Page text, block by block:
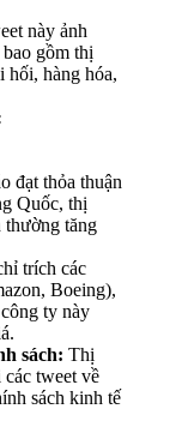
này ảnh
gồm thị
hối, hàng hóa,
đạt thỏa thuận
Quốc, thị
thường tăng
trích các
Boeing),
ty này
sách: Thị
tweet về
sách kinh tế